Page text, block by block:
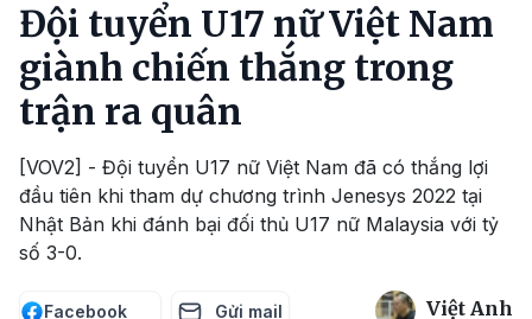
Đội tuyển U17 nữ Việt Nam
giành chiến thắng trong
trận ra quân
[VOV2] - Đội tuyển U17 nữ Việt Nam đã có thắng lợi
đầu tiên khi tham dự chương trình Jenesys 2022 tại
Nhật Bản khi đánh bại đối thủ U17 nữ Malaysia với tỷ
số 3-0.
Facebook Gửi mail Việt Anh